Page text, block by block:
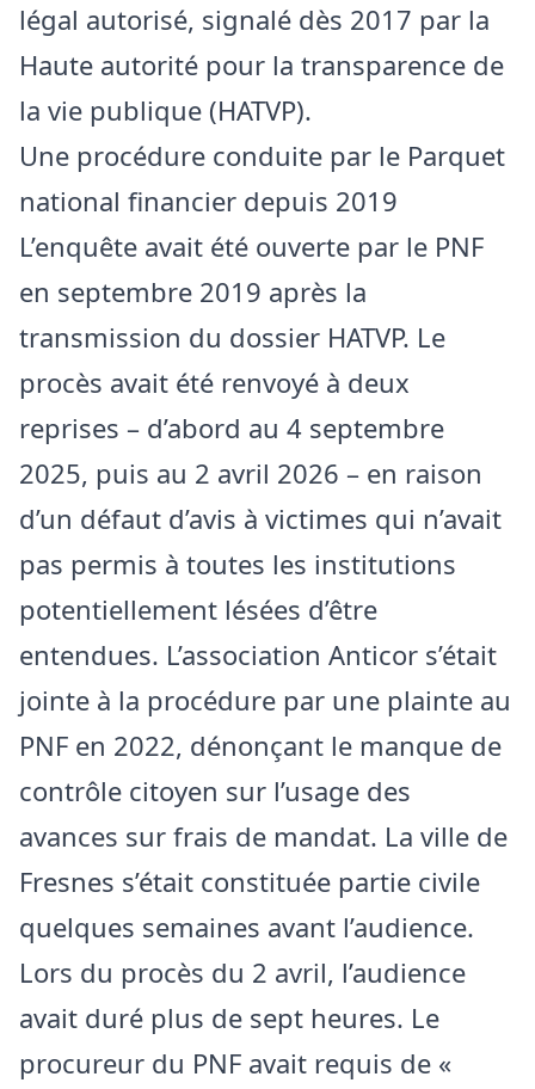
légal autorisé, signalé dès 2017 par la
Haute autorité pour la transparence de
la vie publique (HATVP).
Une procédure conduite par le Parquet
national financier depuis 2019
L’enquête avait été ouverte par le PNF
en septembre 2019 après la
transmission du dossier HATVP. Le
procès avait été renvoyé à deux
reprises – d’abord au 4 septembre
2025, puis au 2 avril 2026 – en raison
d’un défaut d’avis à victimes qui n’avait
pas permis à toutes les institutions
potentiellement lésées d’être
entendues. L’association Anticor s’était
jointe à la procédure par une plainte au
PNF en 2022, dénonçant le manque de
contrôle citoyen sur l’usage des
avances sur frais de mandat. La ville de
Fresnes s’était constituée partie civile
quelques semaines avant l’audience.
Lors du procès du 2 avril, l’audience
avait duré plus de sept heures. Le
procureur du PNF avait requis de «